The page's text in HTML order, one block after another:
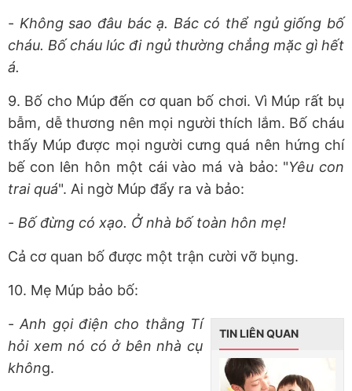
- Không sao đâu bác ạ. Bác có thể ngủ giống bố
cháu. Bố cháu lúc đi ngủ thường chẳng mặc gì hết
á.
9. Bố cho Múp đến cơ quan bố chơi. Vì Múp rất bụ
bẫm, dễ thương nên mọi người thích lắm. Bố cháu
thấy Múp được mọi người cưng quá nên hứng chí
bế con lên hôn một cái vào má và bảo: "Yêu con
trai quá". Ai ngờ Múp đẩy ra và bảo:
- Bố đừng có xạo. Ở nhà bố toàn hôn mẹ!
Cả cơ quan bố được một trận cười vỡ bụng.
10. Mẹ Múp bảo bố:
TIN LIÊN QUAN
-Anh gọi điện cho thằng Tí
hỏi xem nó có ở bên nhà cụ
không.